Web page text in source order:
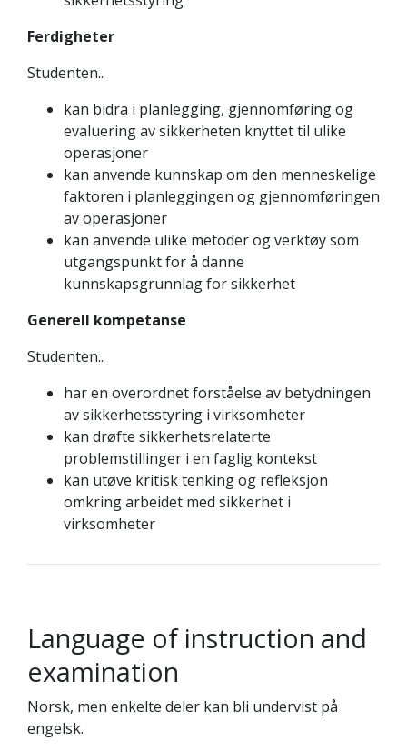
Ferdigheter
Studenten..
kan bidra i planlegging, gjennomføring og
evaluering av sikkerheten knyttet til ulike
operasjoner
kan anvende kunnskap om den menneskelige
faktoren i planleggingen og gjennomføringen
av operasjoner
kan anvende ulike metoder og verktøy som
utgangspunkt for å danne
kunnskapsgrunnlag for sikkerhet
Generell kompetanse
Studenten..
har en overordnet forståelse av betydningen
av sikkerhetsstyring i virksomheter
kan drøfte sikkerhetsrelaterte
problemstillinger i en faglig kontekst
kan utøve kritisk tenking og refleksjon
omkring arbeidet med sikkerhet i
virksomheter
Language of instruction and
examination
Norsk, men enkelte deler kan bli undervist på
engelsk.